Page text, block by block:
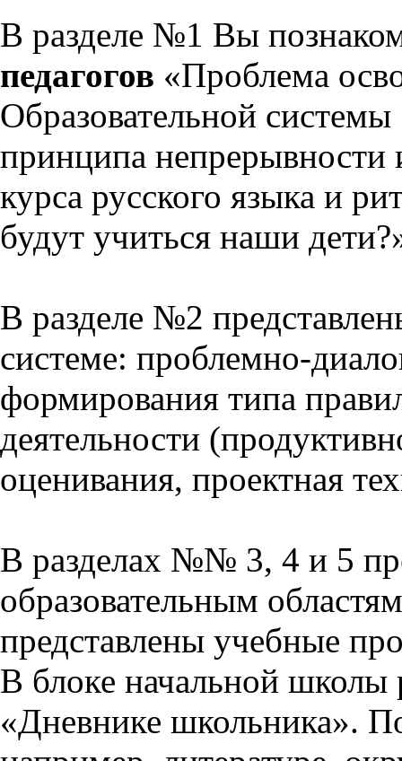
В разделе №1 Вы
педагогов «Проблема
Образовательной
принципа непрерывности
курса русского языка и
будут учиться наши
В разделе №2
системе: проблемно-
формирования типа
деятельности
оценивания, проектная
В разделах №№ 3, 4 и 5
образовательным
представлены учебные
В блоке начальной школы
«Дневнике школьника».